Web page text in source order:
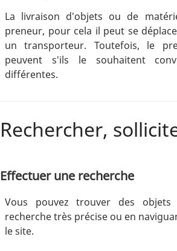
La livraison d'objets ou de
preneur, pour cela il peut se
un transporteur. Toutefois, le
peuvent s'ils le souhaitent
différentes.
Rechercher,
Effectuer une recherche
Vous pouvez trouver des
recherche très précise ou en
le site.